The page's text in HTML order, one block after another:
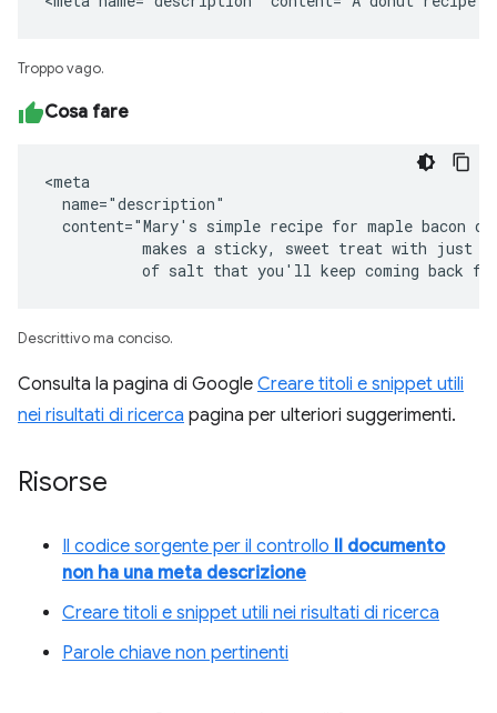
Troppo vago.
Cosa fare
<meta
  name="description"
content="Mary's simple recipe for maple bacon
makes a sticky, sweet treat with just a
of salt that you'll keep coming back
Descrittivo ma conciso.
Consulta la pagina di Google Creare titoli e snippet utili
nei risultati di ricerca pagina per ulteriori suggerimenti.
Risorse
Il codice sorgente per il controllo Il documento
non ha una meta descrizione
Creare titoli e snippet utili nei risultati di ricerca
Parole chiave non pertinenti